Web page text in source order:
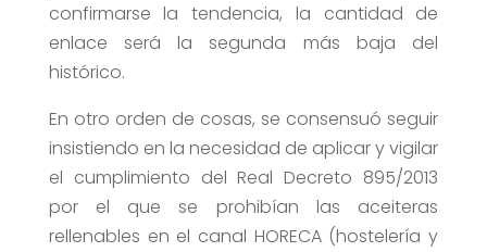
confirmarse la tendencia, la cantidad de
enlace será la segunda más baja del
histórico.
En otro orden de cosas, se consensuó seguir
insistiendo en la necesidad de aplicar y vigilar
el cumplimiento del Real Decreto 895/2013
por el que se prohibían las aceiteras
rellenables en el canal HORECA (hostelería y